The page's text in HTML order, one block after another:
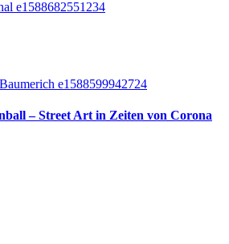
– Street Art in Zeiten von Corona